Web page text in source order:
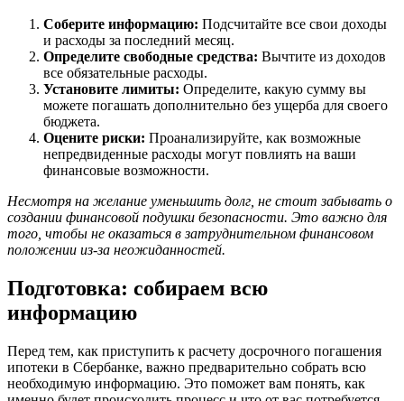
Соберите информацию: Подсчитайте все свои доходы
и расходы за последний месяц.
Определите свободные средства: Вычтите из доходов
все обязательные расходы.
Установите лимиты: Определите, какую сумму вы
можете погашать дополнительно без ущерба для своего
бюджета.
Оцените риски: Проанализируйте, как возможные
непредвиденные расходы могут повлиять на ваши
финансовые возможности.
Несмотря на желание уменьшить долг, не стоит забывать о
создании финансовой подушки безопасности. Это важно для
того, чтобы не оказаться в затруднительном финансовом
положении из-за неожиданностей.
Подготовка: собираем всю
информацию
Перед тем, как приступить к расчету досрочного погашения
ипотеки в Сбербанке, важно предварительно собрать всю
необходимую информацию. Это поможет вам понять, как